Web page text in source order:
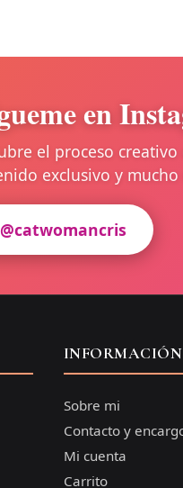
en
el proceso
exclusivo y mucho
@catwomancris
INFORMACIÓN
Sobre mi
Contacto y
Mi cuenta
Carrito